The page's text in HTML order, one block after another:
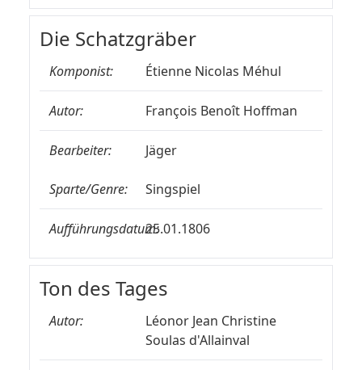
Die Schatzgräber
Komponist: Étienne Nicolas Méhul
Autor: François Benoît Hoffman
Bearbeiter: Jäger
Sparte/Genre: Singspiel
Aufführungsdatum:25.01.1806
Ton des Tages
Autor:
Léonor Jean Christine
Soulas d'Allainval